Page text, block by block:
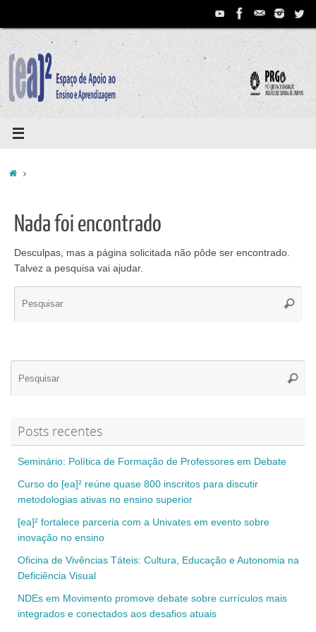
conteúdo
Home
Nada foi encontrado
Desculpas, mas a página solicitada não pôde ser encontrado.
Talvez a pesquisa vai ajudar.
Posts recentes
Seminário: Política de Formação de Professores em Debate
Curso do [ea]² reúne quase 800 inscritos para discutir
metodologias ativas no ensino superior
[ea]² fortalece parceria com a Univates em evento sobre
inovação no ensino
Oficina de Vivências Táteis: Cultura, Educação e Autonomia na
Deficiência Visual
NDEs em Movimento promove debate sobre currículos mais
integrados e conectados aos desafios atuais